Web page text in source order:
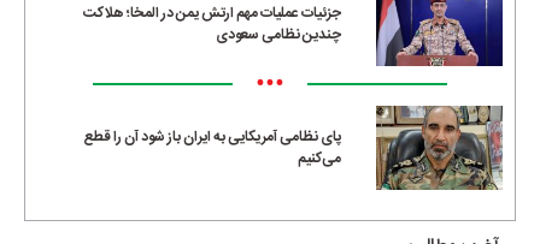
جزئیات عملیات مهم ارتش یمن در المخا؛ هلاکت
چندین نظامی سعودی
•••
پای نظامی آمریکایی به ایران باز شود آن را قطع
می‌کنیم